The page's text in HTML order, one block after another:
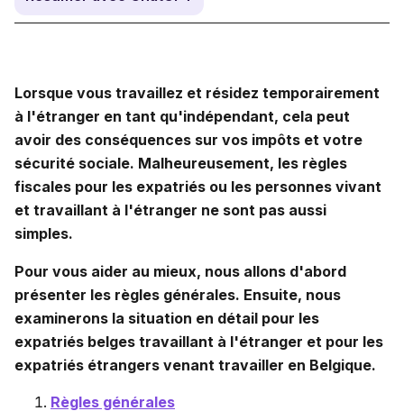
Lorsque vous travaillez et résidez temporairement
à l'étranger en tant qu'indépendant, cela peut
avoir des conséquences sur vos impôts et votre
sécurité sociale. Malheureusement, les règles
fiscales pour les expatriés ou les personnes vivant
et travaillant à l'étranger ne sont pas aussi
simples.
Pour vous aider au mieux, nous allons d'abord
présenter les règles générales. Ensuite, nous
examinerons la situation en détail pour les
expatriés belges travaillant à l'étranger et pour les
expatriés étrangers venant travailler en Belgique.
Règles générales